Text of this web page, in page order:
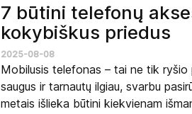
7 būtini telefonų
kokybiškus priedus
2025-08-08
Mobilusis telefonas – tai ne tik
saugus ir tarnautų ilgiau, svarbu
metais išlieka būtini kiekvienam